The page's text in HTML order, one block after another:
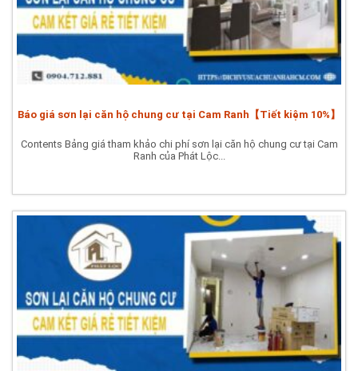
Báo giá sơn lại căn hộ chung cư tại Cam Ranh【Tiết kiệm 10%】
Contents Bảng giá tham khảo chi phí sơn lại căn hộ chung cư tại Cam
Ranh của Phát Lộc...